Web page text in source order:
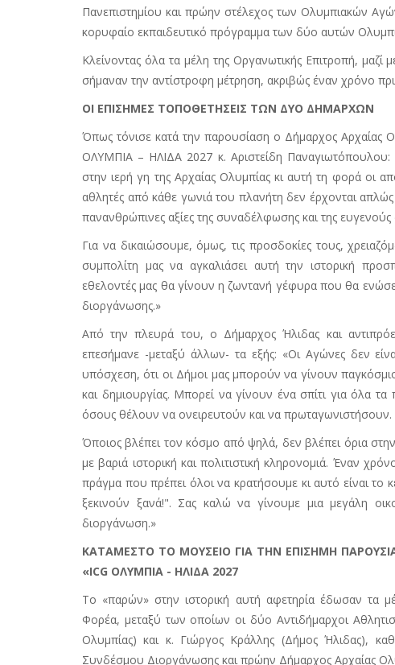
Πανεπιστημίου και πρώην στέλεχος των Ολυμπιακών
κορυφαίο εκπαιδευτικό πρόγραμμα των δύο αυτών
Κλείνοντας όλα τα μέλη της Οργανωτικής Επιτροπή,
σήμαναν την αντίστροφη μέτρηση, ακριβώς έναν χρόνο
ΟΙ ΕΠΙΣΗΜΕΣ ΤΟΠΟΘΕΤΗΣΕΙΣ ΤΩΝ ΔΥΟ ΔΗΜΑΡΧΩΝ
Όπως τόνισε κατά την παρουσίαση ο Δήμαρχος Αρχαίας
ΟΛΥΜΠΙΑ – ΗΛΙΔΑ 2027 κ. Αριστείδη
στην ιερή γη της Αρχαίας Ολυμπίας κι αυτή τη φορά οι
αθλητές από κάθε γωνιά του πλανήτη δεν έρχονται
πανανθρώπινες αξίες της συναδέλφωσης και της
Για να δικαιώσουμε, όμως, τις προσδοκίες τους,
συμπολίτη μας να αγκαλιάσει αυτή την ιστορική
εθελοντές μας θα γίνουν η ζωντανή γέφυρα που θα
διοργάνωσης.»
Από την πλευρά του, ο Δήμαρχος Ήλιδας και
επεσήμανε -μεταξύ άλλων- τα εξής: «Οι Αγώνες δεν
υπόσχεση, ότι οι Δήμοι μας μπορούν να γίνουν
και δημιουργίας. Μπορεί να γίνουν ένα σπίτι για όλα
όσους θέλουν να ονειρευτούν και να πρωταγωνιστήσουν.
Όποιος βλέπει τον κόσμο από ψηλά, δεν βλέπει όρια
με βαριά ιστορική και πολιτιστική κληρονομιά. Έναν
πράγμα που πρέπει όλοι να κρατήσουμε κι αυτό είναι το
ξεκινούν ξανά!". Σας καλώ να γίνουμε μια μεγάλη
διοργάνωση.»
ΚΑΤΑΜΕΣΤΟ ΤΟ ΜΟΥΣΕΙΟ ΓΙΑ ΤΗΝ ΕΠΙΣΗΜΗ
«ICG ΟΛΥΜΠΙΑ - ΗΛΙΔΑ 2027
Το «παρών» στην ιστορική αυτή αφετηρία έδωσαν τα
Φορέα, μεταξύ των οποίων οι δύο Αντιδήμαρχοι
Ολυμπίας) και κ. Γιώργος Κράλλης (Δήμος Ήλιδας),
Συνδέσμου Διοργάνωσης και πρώην Δήμαρχος Αρχαίας